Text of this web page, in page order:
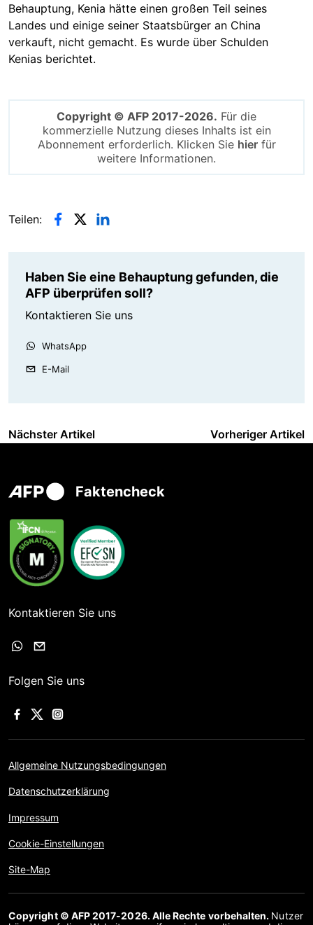
Behauptung, Kenia hätte einen großen Teil seines
Landes und einige seiner Staatsbürger an China
verkauft, nicht gemacht. Es wurde über Schulden
Kenias berichtet.
Copyright © AFP 2017-2026. Für die
kommerzielle Nutzung dieses Inhalts ist ein
Abonnement erforderlich. Klicken Sie hierfür
weitere Informationen.
Teilen:
Haben Sie eine Behauptung gefunden, die
AFP überprüfen soll?
Kontaktieren Sie uns
WhatsApp
E-Mail
Nächster Artikel Vorheriger Artikel
Faktencheck
Kontaktieren Sie uns
Folgen Sie uns
Allgemeine Nutzungsbedingungen
Datenschutzerklärung
Impressum
Cookie-Einstellungen
Site-Map
Copyright © AFP 2017-2026. Alle Rechte vorbehalten. Nutzer